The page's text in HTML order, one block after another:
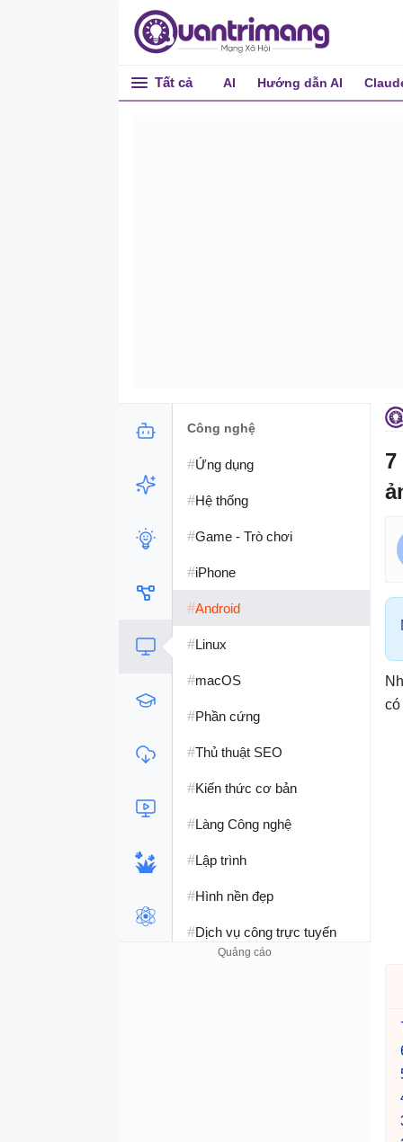
Tất cả AI Hướng dẫn AI
có
Công nghệ
#Ứng dụng
#Hệ thống
#Game - Trò chơi
#iPhone
#Android
#Linux
#macOS
#Phần cứng
#Thủ thuật SEO
#Kiến thức cơ bản
#Làng Công nghệ
#Lập trình
#Hình nền đẹp
#Dịch vụ công trực tuyến